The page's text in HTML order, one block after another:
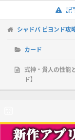
記
シャドバ ビヨンド攻
カード
式神・貴人の性能
ド】